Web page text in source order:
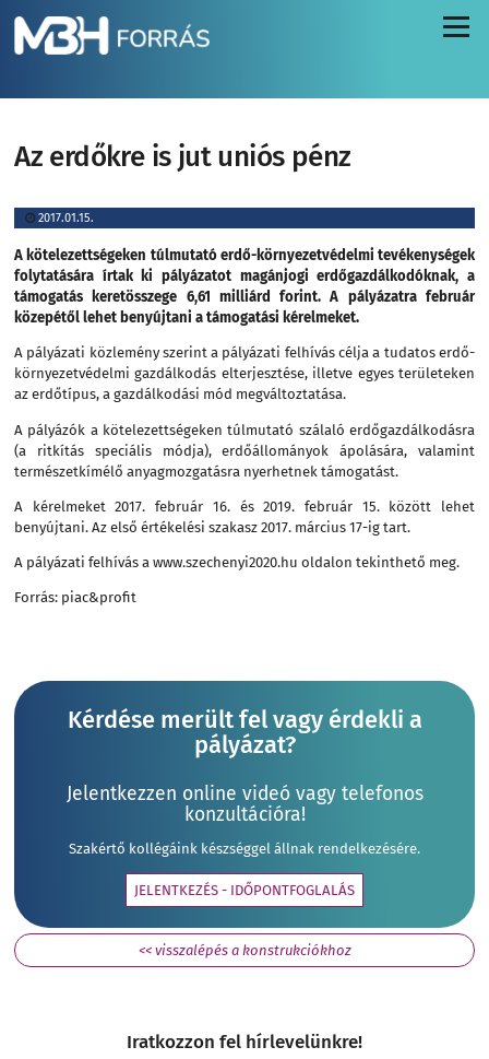
Menü
Az erdőkre is jut uniós pénz
2017.01.15.
A kötelezettségeken túlmutató erdő-környezetvédelmi tevékenységek
folytatására írtak ki pályázatot magánjogi erdőgazdálkodóknak, a
támogatás keretösszege 6,61 milliárd forint. A pályázatra február
közepétől lehet benyújtani a támogatási kérelmeket.
A pályázati közlemény szerint a pályázati felhívás célja a tudatos erdő-
környezetvédelmi gazdálkodás elterjesztése, illetve egyes területeken
az erdőtípus, a gazdálkodási mód megváltoztatása.
A pályázók a kötelezettségeken túlmutató szálaló erdőgazdálkodásra
(a ritkítás speciális módja), erdőállományok ápolására, valamint
természetkímélő anyagmozgatásra nyerhetnek támogatást.
A kérelmeket 2017. február 16. és 2019. február 15. között lehet
benyújtani. Az első értékelési szakasz 2017. március 17-ig tart.
A pályázati felhívás awww.szechenyi2020.hu oldalon tekinthető meg.
Forrás: piac&profit
Kérdése merült fel vagy érdekli a
pályázat?
Jelentkezzen online videó vagy telefonos
konzultációra!
Szakértő kollégáink készséggel állnak rendelkezésére.
JELENTKEZÉS - IDŐPONTFOGLALÁS
<< visszalépés a konstrukciókhoz
Iratkozzon fel hírlevelünkre!